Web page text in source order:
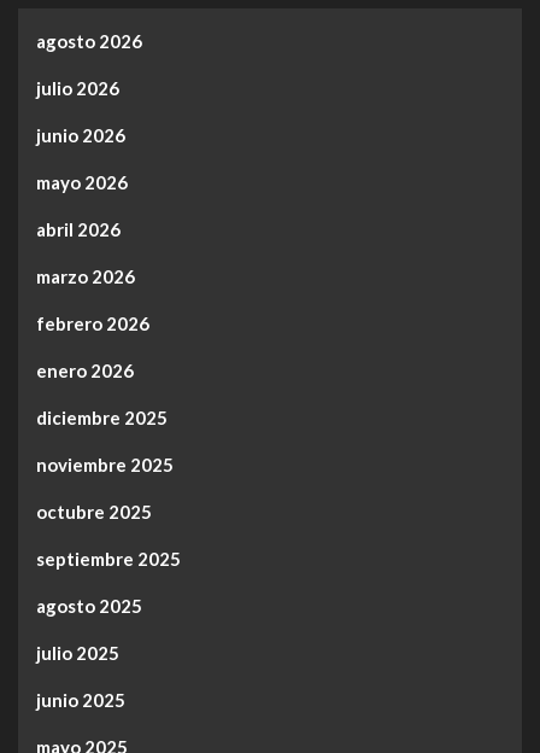
agosto 2026
julio 2026
junio 2026
mayo 2026
abril 2026
marzo 2026
febrero 2026
enero 2026
diciembre 2025
noviembre 2025
octubre 2025
septiembre 2025
agosto 2025
julio 2025
junio 2025
mayo 2025